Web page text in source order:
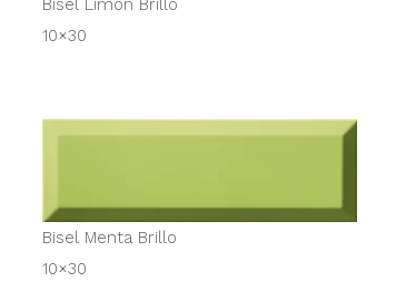
Bisel Limón Brillo
10×30
Bisel Menta Brillo
10×30